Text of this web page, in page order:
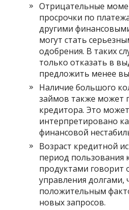
Отрицательные
просрочки по
другими
могут стать
одобрения. В таких
только отказать в
предложить менее
Наличие большого
займов также может
кредитора. Это
интерпретировано
финансовой
Возраст кредитной
период пользования
продуктами
управления долгами,
положительным
новых запросов.